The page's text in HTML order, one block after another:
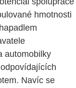
hmotnosti
automobilky
Navíc se